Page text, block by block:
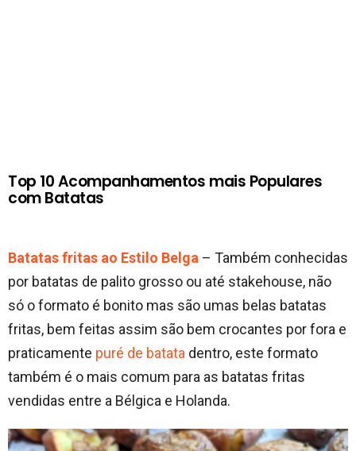
Top 10 Acompanhamentos mais Populares
com Batatas
Batatas fritas ao Estilo Belga – Também conhecidas
por batatas de palito grosso ou até stakehouse, não
só o formato é bonito mas são umas belas batatas
fritas, bem feitas assim são bem crocantes por fora e
praticamente puré de batata dentro, este formato
também é o mais comum para as batatas fritas
vendidas entre a Bélgica e Holanda.